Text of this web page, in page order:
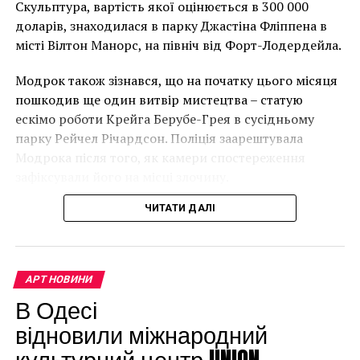
подделок
В інтерв’ю “Таймс” пан Куттс сказав:
“Спочатку це було
неймовірно, але з
розвитком подій це
стало надзвичайно
впевнений, що Бенксі
усвідомлює
непередбачувані
наслідки для власників
будинків. Якби ми
могли повернути час
Скульптура, вартість якої оцінюється в 300 000
доларів, знаходилася в парку Джастіна Фліппена в
місті Вілтон Манорс, на північ від Форт-Лодердейла.
Модрок також зізнався, що на початку цього місяця
пошкодив ще один витвір мистецтва – статую
ескімо роботи Крейга Берубе-Грея в сусідньому
парку Рейчел Річардсон. Поліція заарештувала
Модрока після того, як камери спостереження
ЧИТАТИ ДАЛІ
АРТ НОВИНИ
В Одесі
відновили міжнародний